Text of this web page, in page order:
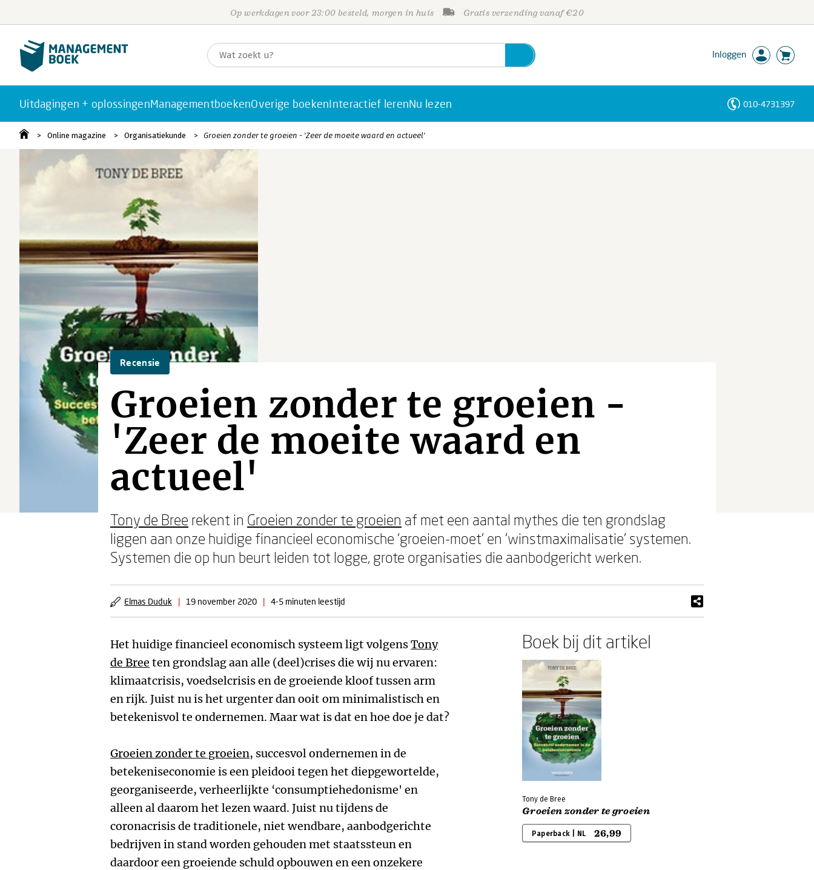
Op werkdagen voor 23:00 besteld, morgen in huis Gratis verzending vanaf €20
Inloggen
Uitdagingen + oplossingenManagementboekenOverige boekenInteractief lerenNu lezen 010-4731397
Online magazine Organisatiekunde Groeien zonder te groeien - 'Zeer de moeite waard en actueel'
Recensie
Groeien zonder te groeien -
'Zeer de moeite waard en
actueel'
Tony de Bree rekent in Groeien zonder te groeien af met een aantal mythes die ten grondslag
liggen aan onze huidige financieel economische ‘groeien-moet' en ‘winstmaximalisatie' systemen.
Systemen die op hun beurt leiden tot logge, grote organisaties die aanbodgericht werken.
Elmas Duduk | 19 november 2020 | 4-5 minuten leestijd
Het huidige financieel economisch systeem ligt volgensTony
de Bree ten grondslag aan alle (deel)crises die wij nu ervaren:
klimaatcrisis, voedselcrisis en de groeiende kloof tussen arm
en rijk. Juist nu is het urgenter dan ooit om minimalistisch en
betekenisvol te ondernemen. Maar wat is dat en hoe doe je dat?
Groeien zonder te groeien, succesvol ondernemen in de
betekeniseconomie is een pleidooi tegen het diepgewortelde,
georganiseerde, verheerlijkte ‘consumptiehedonisme' en
alleen al daarom het lezen waard. Juist nu tijdens de
coronacrisis de traditionele, niet wendbare, aanbodgerichte
bedrijven in stand worden gehouden met staatssteun en
daardoor een groeiende schuld opbouwen en een onzekere
Boek bij dit artikel
Tony de Bree
Groeien zonder te groeien
Paperback | NL 26,99
Personen